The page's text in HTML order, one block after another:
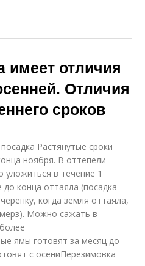
имеет отличия
Отличия
сроков
Растянутые сроки
ноября. В оттепели
в течение 1
конца оттаяла (посадка
когда земля оттаяла,
Можно сажать в
ямы готовят за месяц до
с осениПерезимовка